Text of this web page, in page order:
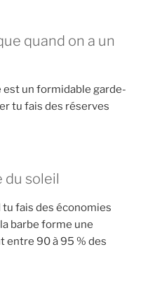
quand on a un
est un formidable garde-
tu fais des réserves
du soleil
tu fais des économies
barbe forme une
entre 90 à 95 % des